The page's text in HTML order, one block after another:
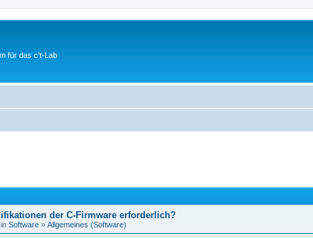
für das c't-Lab
der C-Firmware erforderlich?
Software » Allgemeines (Software)